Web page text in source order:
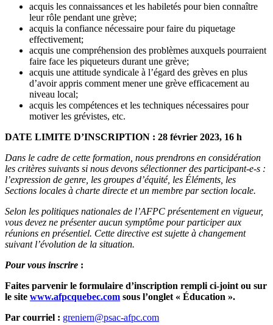
acquis les connaissances et les habiletés pour bien connaître
leur rôle pendant une grève;
acquis la confiance nécessaire pour faire du piquetage
effectivement;
acquis une compréhension des problèmes auxquels pourraient
faire face les piqueteurs durant une grève;
acquis une attitude syndicale à l’égard des grèves en plus
d’avoir appris comment mener une grève efficacement au
niveau local;
acquis les compétences et les techniques nécessaires pour
motiver les grévistes, etc.
DATE LIMITE D’INSCRIPTION : 28 février 2023, 16 h
Dans le cadre de cette formation, nous prendrons en considération
les critères suivants si nous devons sélectionner des participant-e-s :
l’expression de genre, les groupes d’équité, les Éléments, les
Sections locales à charte directe et un membre par section locale.
Selon les politiques nationales de l’AFPC présentement en vigueur,
vous devez ne présenter aucun symptôme pour participer aux
réunions en présentiel. Cette directive est sujette à changement
suivant l’évolution de la situation.
Pour vous inscrire :
Faites parvenir le formulaire d’inscription rempli ci-joint ou sur
le site www.afpcquebec.com sous l’onglet « Éducation ».
Par courriel : greniern@psac-afpc.com